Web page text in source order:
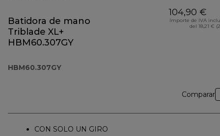
Batidora de mano
Triblade XL+
HBM60.307GY
HBM60.307GY
104,90 €
Importe de IVA
del 18,21 €
Comparar
CON SOLO UN GIRO